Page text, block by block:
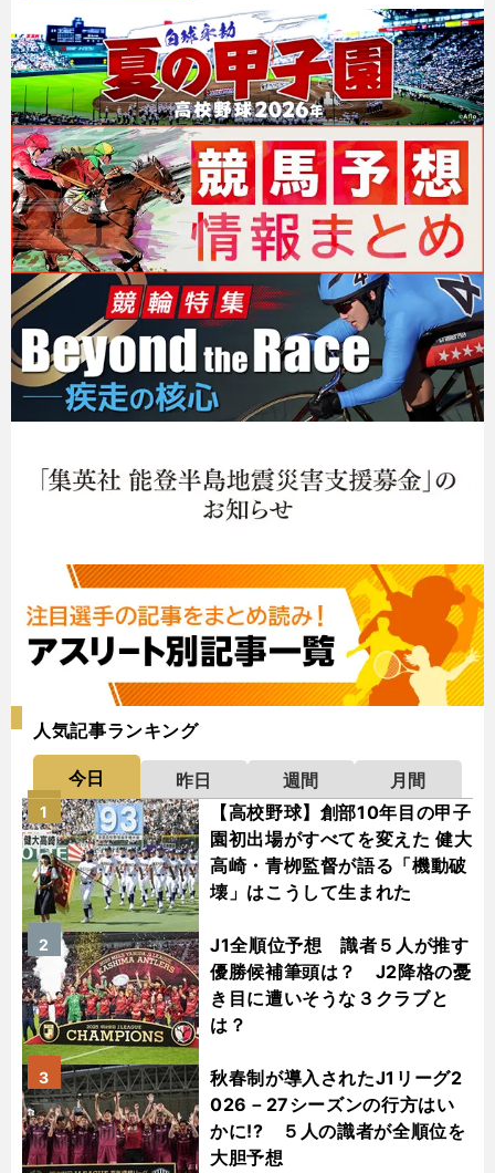
人気記事ランキング
今日 昨日 週間
月間
【高校野球】創部10年目の甲子
園初出場がすべてを変えた 健大
高崎・青栁監督が語る「機動破
壊」はこうして生まれた
1
J1全順位予想 識者５人が推す
優勝候補筆頭は？ J2降格の憂
き目に遭いそうな３クラブと
は？
2
秋春制が導入されたJ1リーグ2
026－27シーズンの行方はい
かに!? ５人の識者が全順位を
大胆予想
3